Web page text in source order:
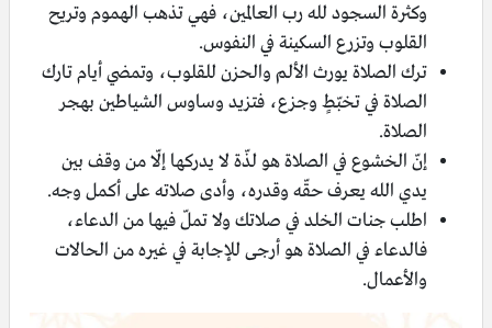
وكثرة السجود لله رب العالمين، فهي تذهب الهموم وتريح
القلوب وتزرع السكينة في النفوس.
ترك الصلاة يورث الألم والحزن للقلوب، وتمضي أيام تارك
الصلاة في تخبّطٍ وجزع، فتزيد وساوس الشياطين بهجر
الصلاة.
إنّ الخشوع في الصلاة هو لذّة لا يدركها إلّا من وقف بين
يدي الله يعرف حقّه وقدره، وأدى صلاته على أكمل وجه.
اطلب جنات الخلد في صلاتك ولا تملّ فيها من الدعاء،
فالدعاء في الصلاة هو أرجى للإجابة في غيره من الحالات
والأعمال.